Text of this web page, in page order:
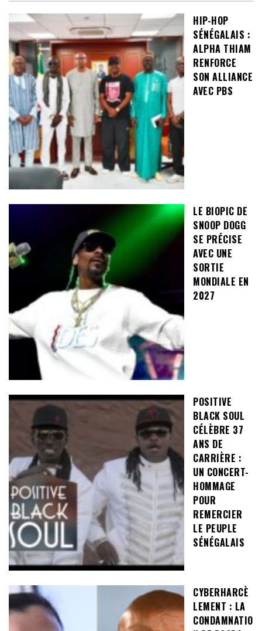
HIP-HOP
SÉNÉGALAIS :
ALPHA THIAM
RENFORCE
SON ALLIANCE
AVEC PBS
LE BIOPIC DE
SNOOP DOGG
SE PRÉCISE
AVEC UNE
SORTIE
MONDIALE EN
2027
POSITIVE
BLACK SOUL
CÉLÈBRE 37
ANS DE
CARRIÈRE :
UN CONCERT-
HOMMAGE
POUR
REMERCIER
LE PEUPLE
SÉNÉGALAIS
CYBERHARCÈ
LEMENT : LA
CONDAMNATIO